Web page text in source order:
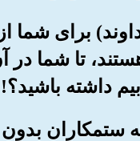
برای
تا شما در
بیم داشته
ستمکاران